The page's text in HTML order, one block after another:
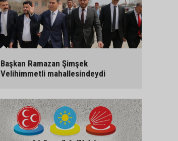
Başkan Ramazan Şimşek
Velihimmetli mahallesindeydi